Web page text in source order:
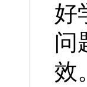
好
问
效